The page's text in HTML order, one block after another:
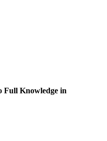
Full Knowledge in